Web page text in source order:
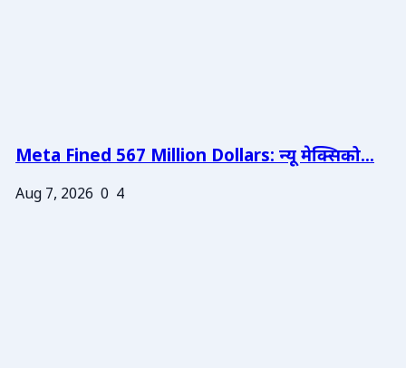
Meta Fined 567 Million Dollars: न्यू मेक्सिको...
Aug 7, 2026 0 4